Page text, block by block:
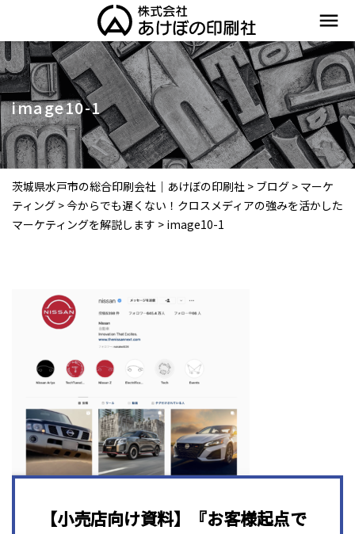
menu
image10-1
茨城県水戸市の総合印刷会社｜あけぼの印刷社 > ブログ > マーケ
ティング >今からでも遅くない！クロスメディアの強みを活かした
マーケティングを解説します > image10-1
【小売店向け資料】『お客様起点で